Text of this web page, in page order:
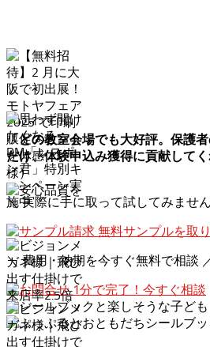
「どの教室会場でも大好評。保護
だけ、体験申込み獲得に貢献してく
様）
＼ 実際に手に取って試してみませ
無料サンプルを取
＼ 費用・納期を今すぐ無料で相談
1分で完了！今すぐ相談